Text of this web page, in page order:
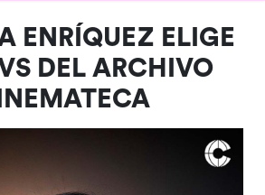
ENRÍQUEZ ELIGE
DEL ARCHIVO